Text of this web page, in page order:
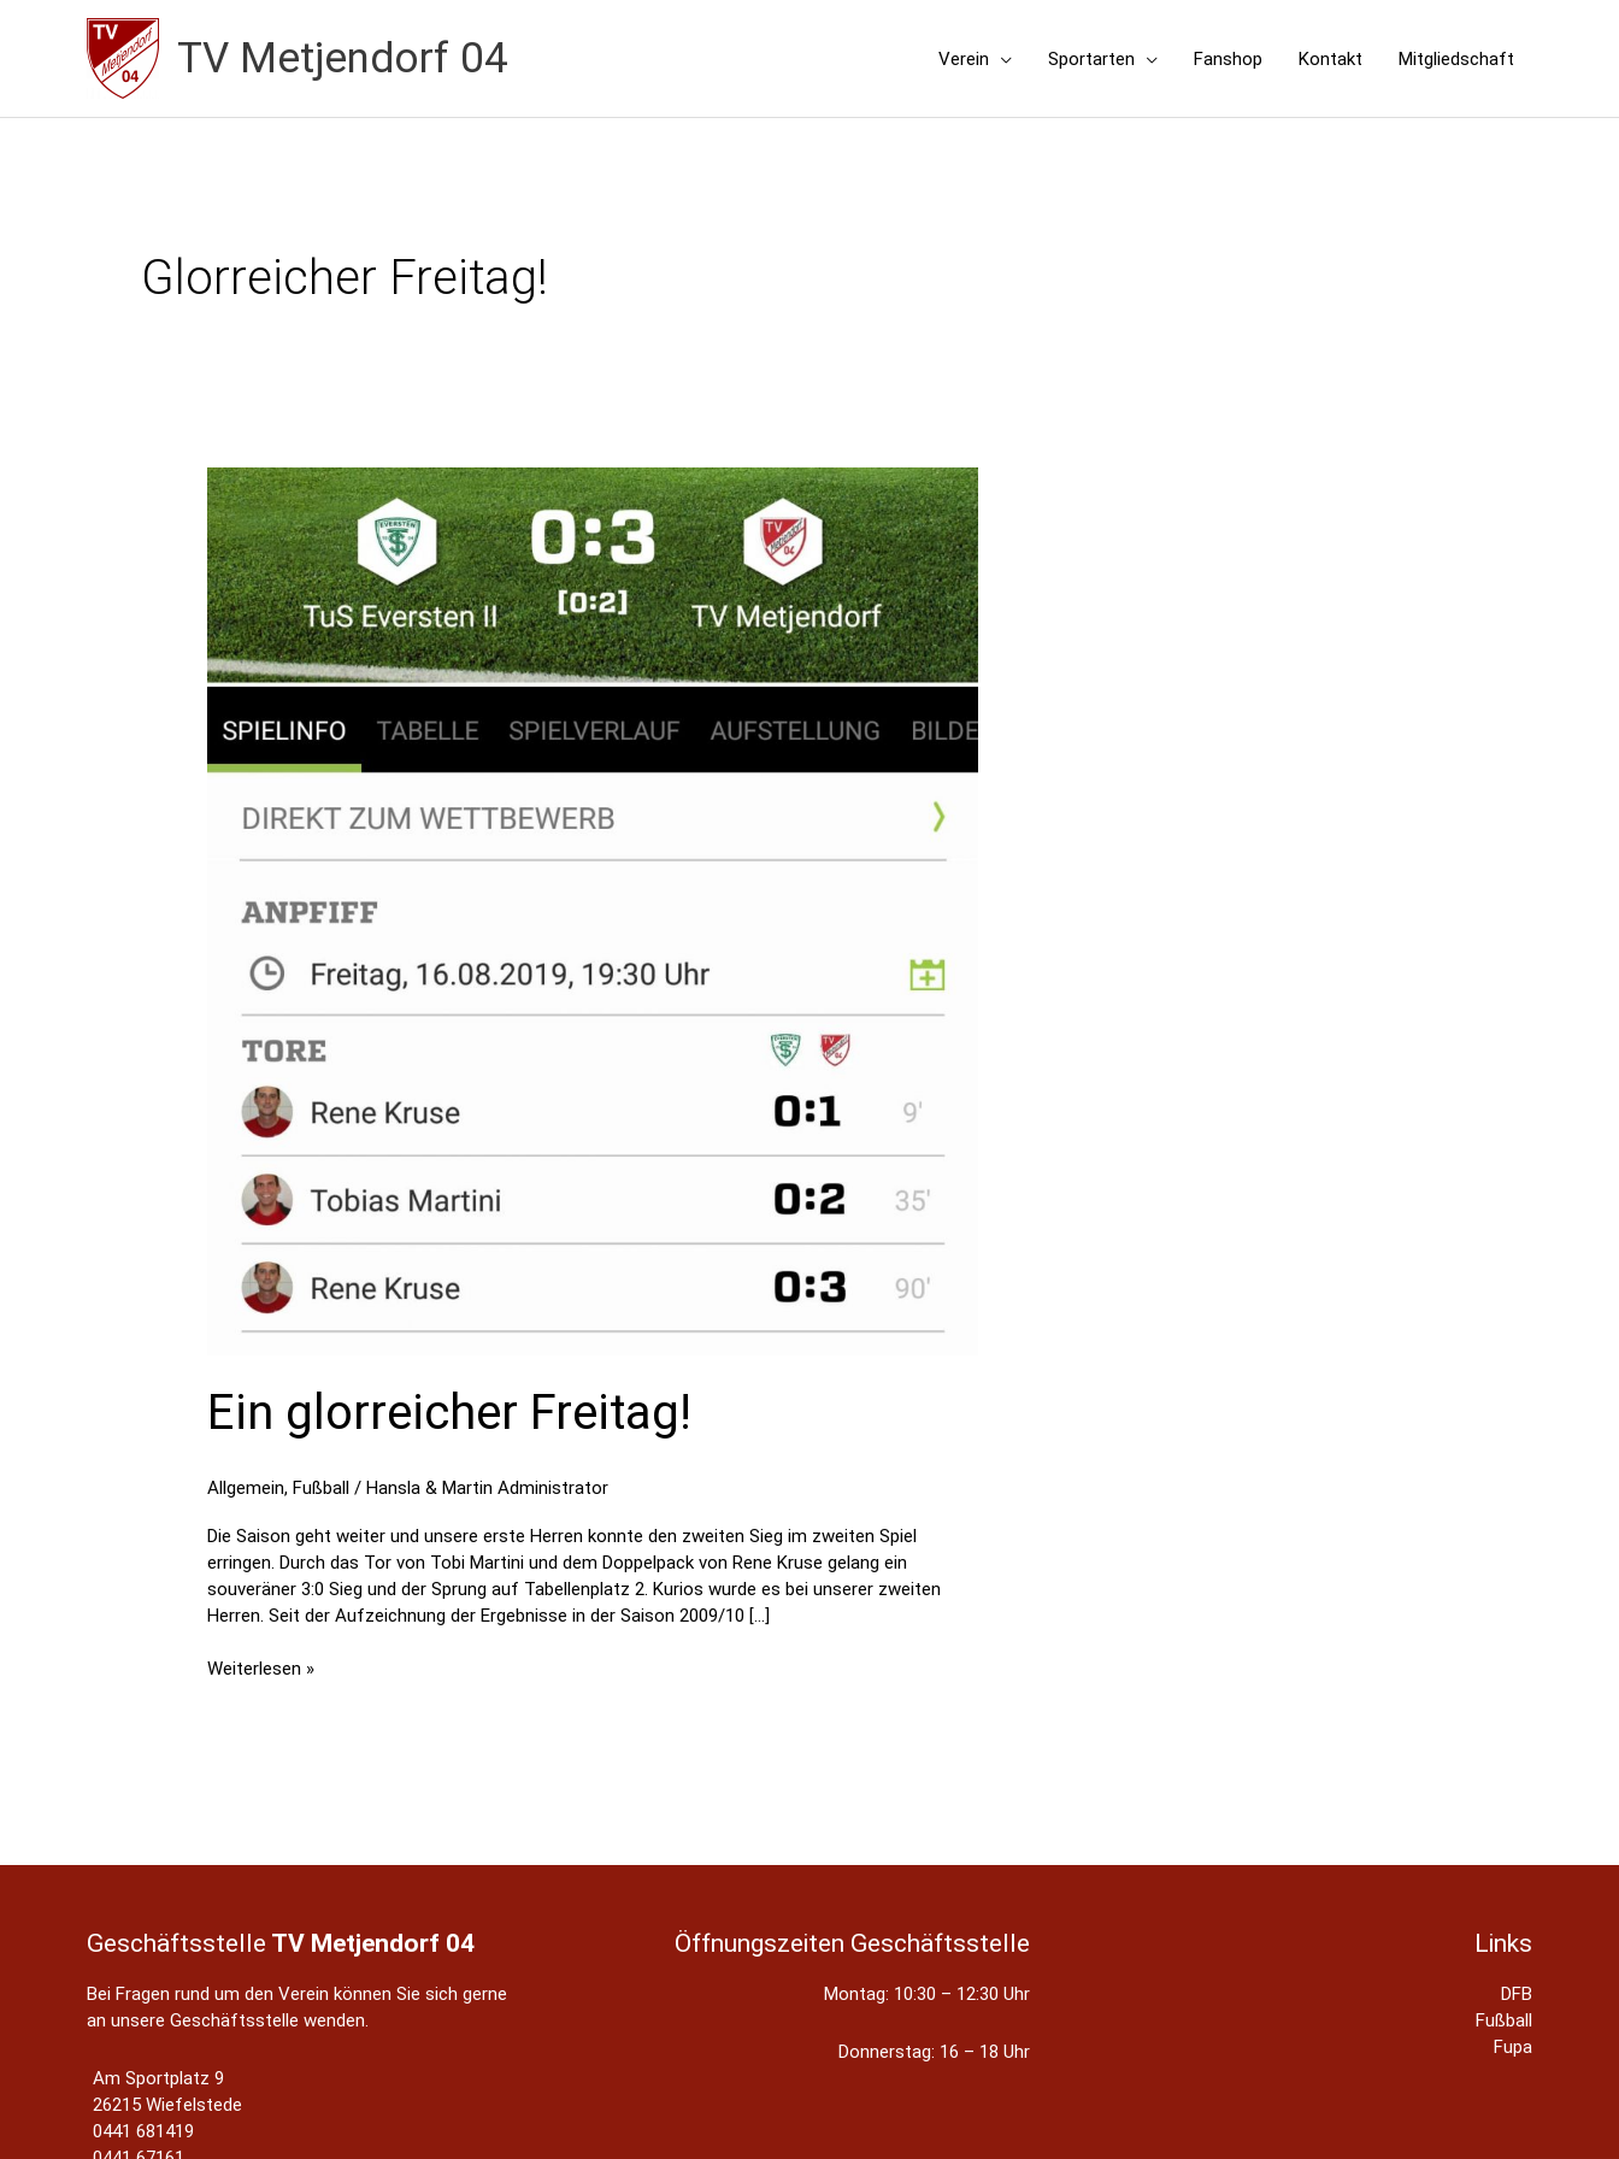
springen
TV Metjendorf 04 Verein Sportarten Fanshop Kontakt Mitgliedschaft
Glorreicher Freitag!
Ein glorreicher Freitag!
Allgemein,Fußball /Hansla & Martin Administrator
Die Saison geht weiter und unsere erste Herren konnte den zweiten Sieg im zweiten Spiel
erringen. Durch das Tor von Tobi Martini und dem Doppelpack von Rene Kruse gelang ein
souveräner 3:0 Sieg und der Sprung auf Tabellenplatz 2. Kurios wurde es bei unserer zweiten
Herren. Seit der Aufzeichnung der Ergebnisse in der Saison 2009/10 […]
Ein
Weiterlesen »
Geschäftsstelle TV Metjendorf 04
Bei Fragen rund um den Verein können Sie sich gerne
an unsere Geschäftsstelle wenden.
Am Sportplatz 9
26215 Wiefelstede
0441 681419
Öffnungszeiten Geschäftsstelle
Montag: 10:30 – 12:30 Uhr
Donnerstag: 16 – 18 Uhr
Links
DFB
Fußball
Fupa